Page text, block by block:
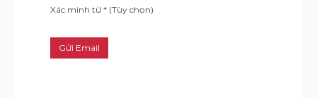
Xác minh từ * (Tùy chọn)
Gửi Email